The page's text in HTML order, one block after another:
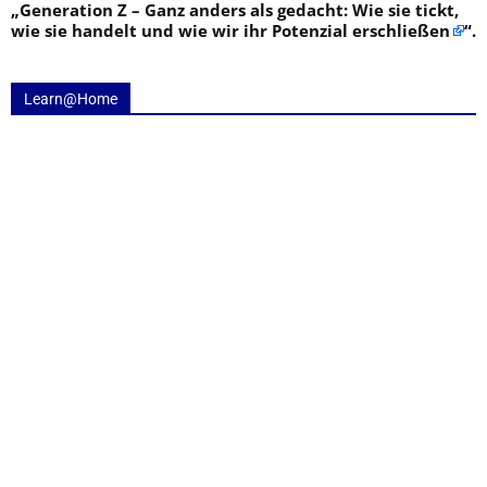
„Generation Z – Ganz anders als gedacht: Wie sie tickt,
wie sie handelt und wie wir ihr Potenzial erschließen
“.
Learn@Home